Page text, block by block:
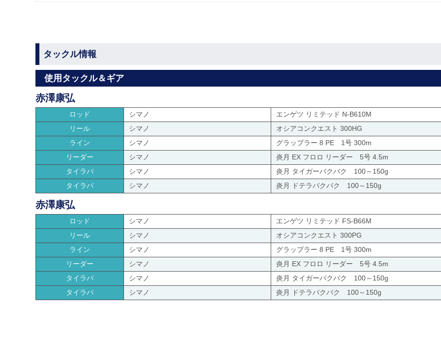
タックル情報
使用タックル＆ギア
赤澤康弘
ロッド シマノ
エンゲツ リミテッド N-B610M
リール
シマノ
オシアコンクエスト 300HG
ライン
シマノ
グラップラー 8 PE 1号 300m
リーダー
シマノ
炎月 EX フロロ リーダー 5号 4.5m
タイラバ
シマノ
炎月 タイガーバクバク 100～150g
タイラバ
シマノ 炎月 ドテラバクバク 100～150g
赤澤康弘
ロッド シマノ
エンゲツ リミテッド FS-B66M
リール
シマノ
オシアコンクエスト 300PG
ライン
シマノ
グラップラー 8 PE 1号 300m
リーダー
シマノ
炎月 EX フロロ リーダー 5号 4.5m
タイラバ
シマノ
炎月 タイガーバクバク 100～150g
タイラバ
シマノ 炎月 ドテラバクバク 100～150g